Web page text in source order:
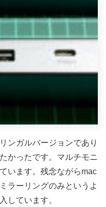
ンガルバージョンであり
かったです。マルチモニ
います。残念ながらmac
ラーリングのみというよ
しています。